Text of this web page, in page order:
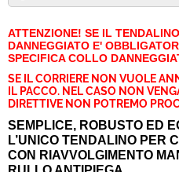
ATTENZIONE! SE IL
DANNEGGIATO E'
SPECIFICA COLLO
SE IL CORRIERE NON VUOLE
IL PACCO. NEL CASO NON
DIRETTIVE NON POTREMO
SEMPLICE, ROBUSTO ED
L’UNICO TENDALINO PER
CON RIAVVOLGIMENTO